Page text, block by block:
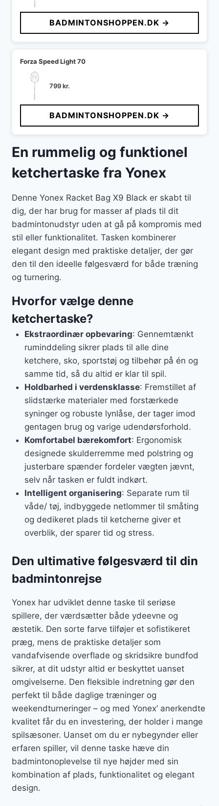
BADMINTONSHOPPEN.DK →
Forza Speed Light 70
799kr.
BADMINTONSHOPPEN.DK →
En rummelig og funktionel
ketchertaske fra Yonex
Denne Yonex Racket Bag X9 Black er skabt til
dig, der har brug for masser af plads til dit
badmintonudstyr uden at gå på kompromis med
stil eller funktionalitet. Tasken kombinerer
elegant design med praktiske detaljer, der gør
den til den ideelle følgesværd for både træning
og turnering.
Hvorfor vælge denne
ketchertaske?
Ekstraordinær opbevaring: Gennemtænkt
ruminddeling sikrer plads til alle dine
ketchere, sko, sportstøj og tilbehør på én og
samme tid, så du altid er klar til spil.
Holdbarhed i verdensklasse: Fremstillet af
slidstærke materialer med forstærkede
syninger og robuste lynlåse, der tager imod
gentagen brug og varige udendørsforhold.
Komfortabel bærekomfort: Ergonomisk
designede skulderremme med polstring og
justerbare spænder fordeler vægten jævnt,
selv når tasken er fuldt indkørt.
Intelligent organisering: Separate rum til
våde/ tøj, indbyggede netlommer til småting
og dedikeret plads til ketcherne giver et
overblik, der sparer tid og stress.
Den ultimative følgesværd til din
badmintonrejse
Yonex har udviklet denne taske til seriøse
spillere, der værdsætter både ydeevne og
æstetik. Den sorte farve tilføjer et sofistikeret
præg, mens de praktiske detaljer som
vandafvisende overflade og skridsikre bundfod
sikrer, at dit udstyr altid er beskyttet uanset
omgivelserne. Den fleksible indretning gør den
perfekt til både daglige træninger og
weekendturneringer – og med Yonex’ anerkendte
kvalitet får du en investering, der holder i mange
spilsæsoner. Uanset om du er nybegynder eller
erfaren spiller, vil denne taske hæve din
badmintonoplevelse til nye højder med sin
kombination af plads, funktionalitet og elegant
design.